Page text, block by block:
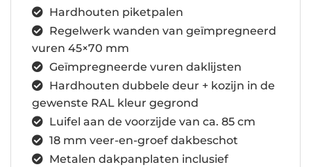
Hardhouten piketpalen
Regelwerk wanden van geïmpregneerd
vuren 45×70 mm
Geïmpregneerde vuren daklijsten
Hardhouten dubbele deur + kozijn in de
gewenste RAL kleur gegrond
Luifel aan de voorzijde van ca. 85 cm
18 mm veer-en-groef dakbeschot
Metalen dakpanplaten inclusief